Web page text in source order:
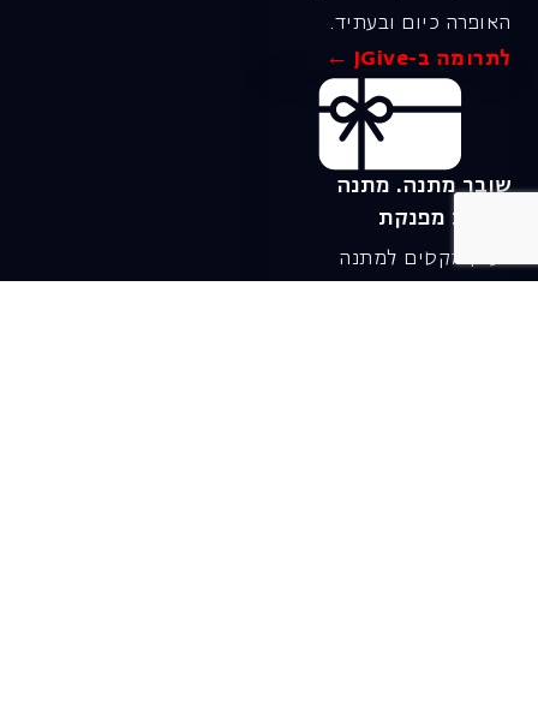
האופרה כיום ובעתיד.
לתרומה ב-JGive ←
שובר מתנה. מתנה
אישית מפנקת
רעיון מקסים למתנה